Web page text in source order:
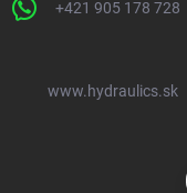
+421 905 178 728
www.hydraulics.sk